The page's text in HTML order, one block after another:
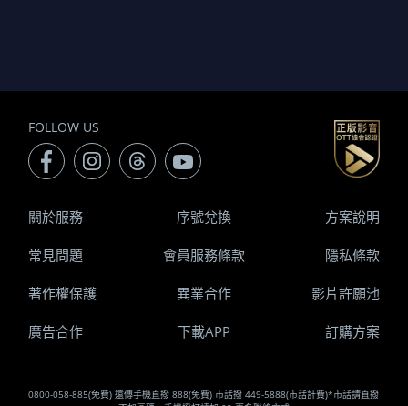
FOLLOW US
0800-058-885(免費) 遠傳手機直撥 888(免費) 市話撥 449-5888(市話計費)*市話請直撥
關於服務 序號兌換 方案說明
常見問題 會員服務條款 隱私條款
著作權保護 異業合作 影片許願池
廣告合作 下載APP 訂購方案